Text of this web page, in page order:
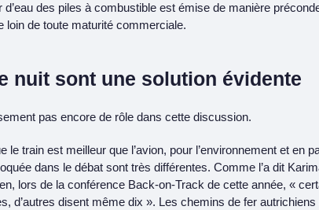
des piles à combustible est émise de manière
de toute maturité commerciale.
nuit sont une solution évidente
pas encore de rôle dans cette discussion.
le train est meilleur que l’avion, pour l’environnement et en
dans le débat sont très différentes. Comme l’a dit
lors de la conférence Back-on-Track de cette année, «
d’autres disent même dix ». Les chemins de fer